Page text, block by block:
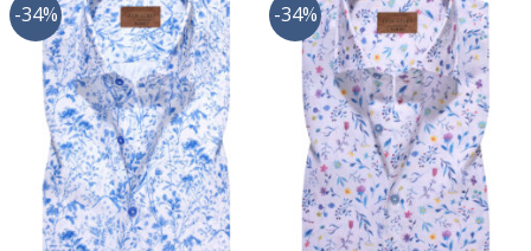
-34%
Προσθήκη
στη Λίστα
Επιθυμίας
-34%
Προσθήκη
στη Λίστα
Επιθυμίας